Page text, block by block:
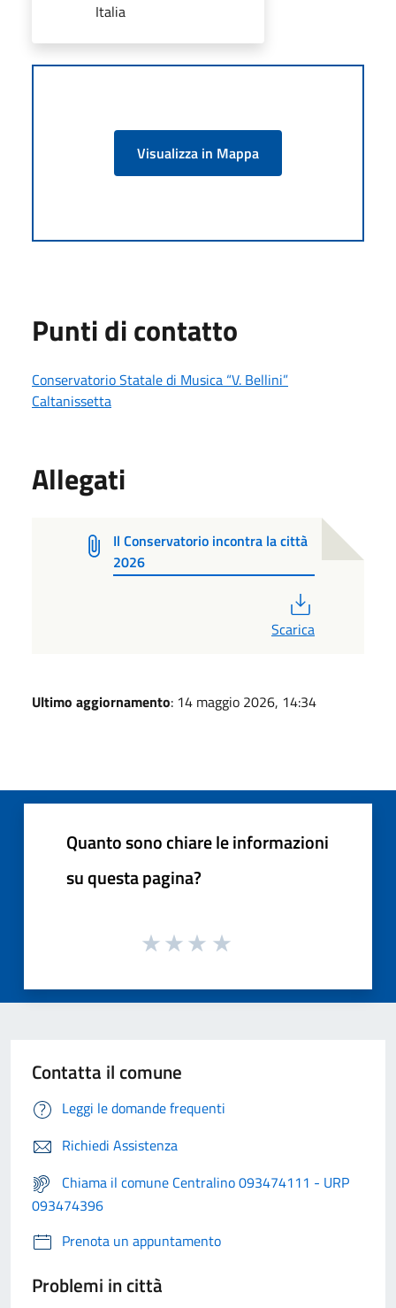
Italia
Visualizza in Mappa
Punti di contatto
Conservatorio Statale di Musica “V. Bellini”
Caltanissetta
Allegati
Il Conservatorio incontra la città
2026
Scarica
Ultimo aggiornamento: 14 maggio 2026, 14:34
Quanto sono chiare le informazioni
su questa pagina?
Contatta il comune
Leggi le domande frequenti
Richiedi Assistenza
Chiama il comune Centralino 093474111 - URP
093474396
Prenota un appuntamento
Problemi in città